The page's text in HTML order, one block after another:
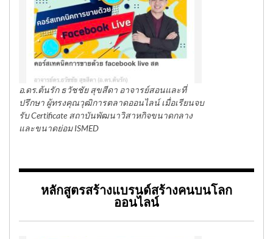
อ.ดร.ต้นรัก ธวัชชัย สุขสีดา อาจารย์สอนและที่
ปรึกษา ผู้ทรงคุณวุฒิการตลาดออนไลน์ เมื่อเรียนจบ
รับ Certificate สถาบันพัฒนาวิสาหกิจขนาดกลาง
และขนาดย่อม ISMED
หลักสูตรสร้างแบรนด์สร้างคนบนโลก
ออนไลน์